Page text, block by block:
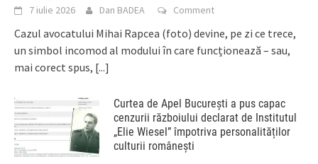
7 iulie 2026 Dan BADEA Comment
Cazul avocatului Mihai Rapcea (foto) devine, pe zi ce trece,
un simbol incomod al modului în care funcționează – sau,
mai corect spus, [...]
Curtea de Apel București a pus capac
cenzurii războiului declarat de Institutul
„Elie Wiesel” împotriva personalităților
culturii românești